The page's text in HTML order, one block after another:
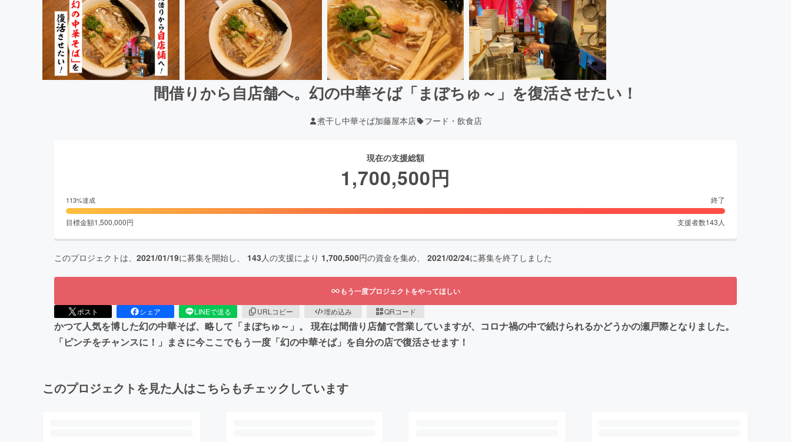
間借りから自店舗へ。幻の中華そば「まぼちゅ～」を復活させたい！
煮干し中華そば加藤屋本店 フード・飲食店
現在の支援総額
1,700,500円
113%達成 終了
目標金額1,500,000円 支援者数143 人
このプロジェクトは、 2021/01/19に募集を開始し、 143人の支援により 1,700,500円の資金を集め、 2021/02/24に募集を終了しました
もう一度プロジェクトをやってほしい
ポスト シェア LINEで送る URLコピー 埋め込み QRコード
かつて人気を博した幻の中華そば、略して「まぼちゅ～」。 現在は間借り店舗で営業していますが、コロナ禍の中で続けられるかどうかの瀬戸際となりました。
「ピンチをチャンスに！」まさに今ここでもう一度「幻の中華そば」を自分の店で復活させます！
このプロジェクトを見た人はこちらもチェックしています